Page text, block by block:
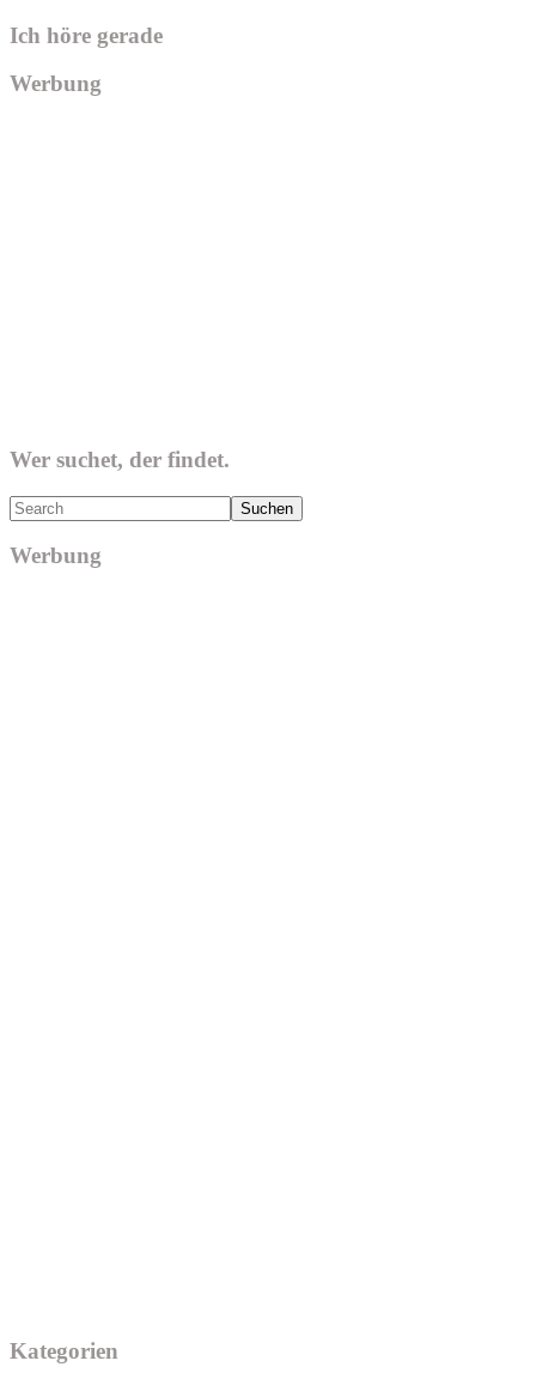
Ich höre gerade
Werbung
Wer suchet, der findet.
Search
Werbung
Kategorien